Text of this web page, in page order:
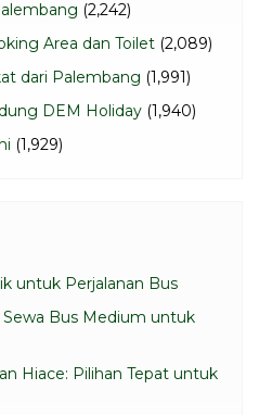
(2,242)
Area dan Toilet (2,089)
dari Palembang (1,991)
DEM Holiday (1,940)
(1,929)
untuk Perjalanan Bus
Bus Medium untuk
Hiace: Pilihan Tepat untuk